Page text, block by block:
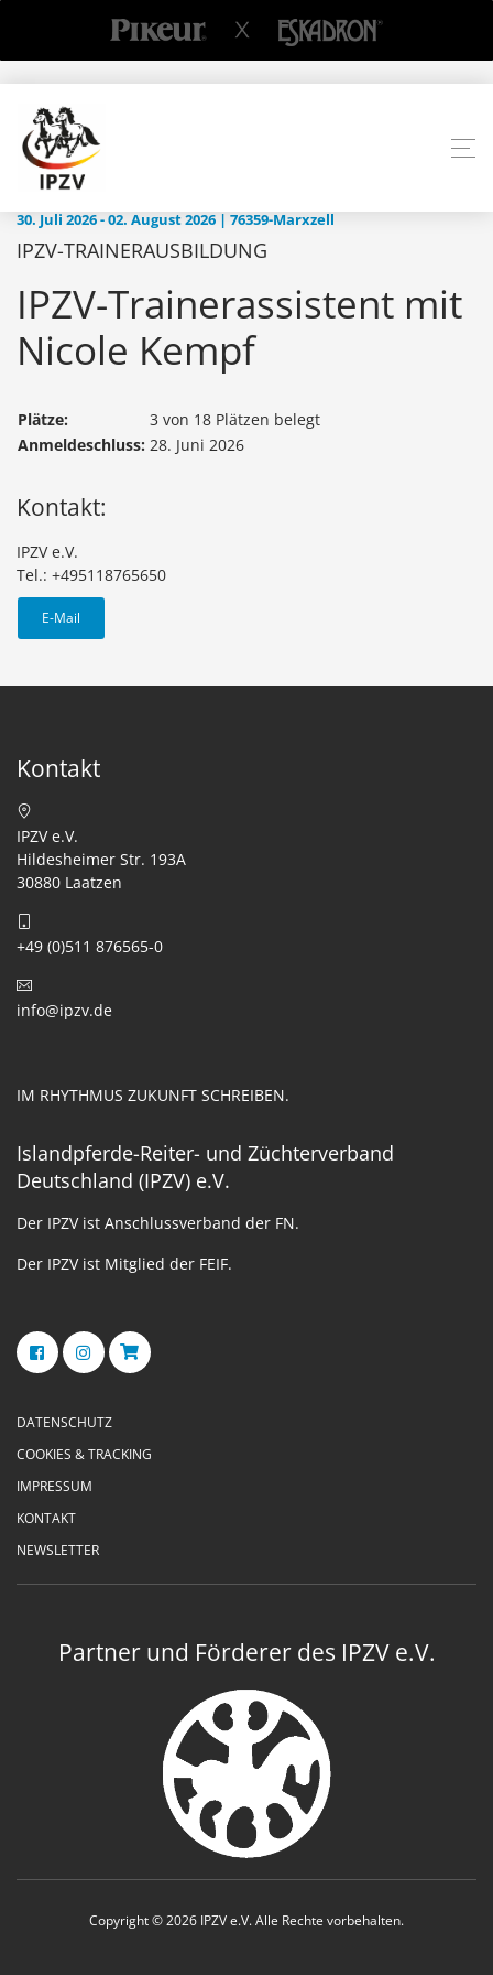
30. Juli 2026 - 02. August 2026 | 76359-Marxzell
IPZV-TRAINERAUSBILDUNG
IPZV-Trainerassistent mit
Nicole Kempf
Plätze:
3 von 18 Plätzen belegt
Anmeldeschluss: 28. Juni 2026
Kontakt:
IPZV e.V.
Tel.: +495118765650
E-Mail
Kontakt
IPZV e.V.
Hildesheimer Str. 193A
30880 Laatzen
+49 (0)511 876565-0
info@ipzv.de
IM RHYTHMUS ZUKUNFT SCHREIBEN.
Islandpferde-Reiter- und Züchterverband
Deutschland (IPZV) e.V.
Der IPZV ist Anschlussverband der FN.
Der IPZV ist Mitglied der FEIF.
DATENSCHUTZ
COOKIES & TRACKING
IMPRESSUM
KONTAKT
NEWSLETTER
Partner und Förderer des IPZV e.V.
Copyright © 2026 IPZV e.V. Alle Rechte vorbehalten.